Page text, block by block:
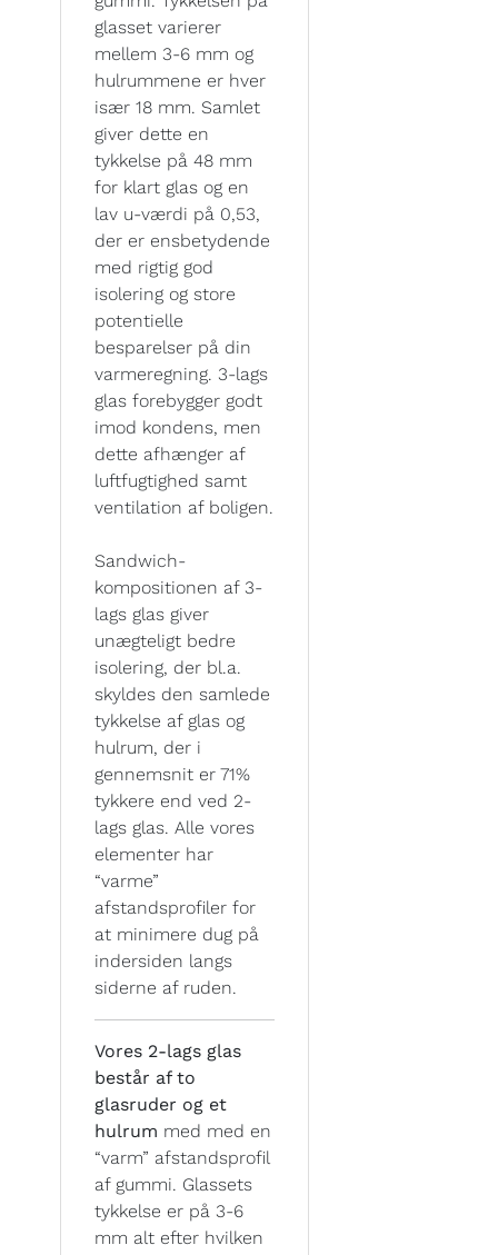
glasset varierer
mellem 3-6 mm og
hulrummene er hver
især 18 mm. Samlet
giver dette en
tykkelse på 48 mm
for klart glas og en
lav u-værdi på 0,53,
der er ensbetydende
med rigtig god
isolering og store
potentielle
besparelser på din
varmeregning. 3-lags
glas forebygger godt
imod kondens, men
dette afhænger af
luftfugtighed samt
ventilation af boligen.
Sandwich-
kompositionen af 3-
lags glas giver
unægteligt bedre
isolering, der bl.a.
skyldes den samlede
tykkelse af glas og
hulrum, der i
gennemsnit er 71%
tykkere end ved 2-
lags glas. Alle vores
elementer har
“varme”
afstandsprofiler for
at minimere dug på
indersiden langs
siderne af ruden.
Vores 2-lags glas
består af to
glasruder og et
hulrum med med en
“varm” afstandsprofil
af gummi. Glassets
tykkelse er på 3-6
mm alt efter hvilken